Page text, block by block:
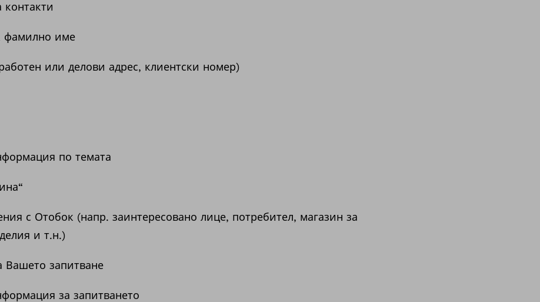
фамилно име
или делови адрес, клиентски номер)
по темата
с Отобок (напр. заинтересовано лице, потребител, магазин за
и т.н.)
запитване
за запитването